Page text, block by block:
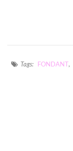
Tags: FONDANT,